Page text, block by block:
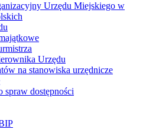
Urzędu Miejskiego w
Urzędu
na stanowiska urzędnicze
spraw dostępności